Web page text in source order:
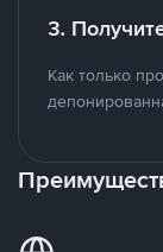
3.
Как только